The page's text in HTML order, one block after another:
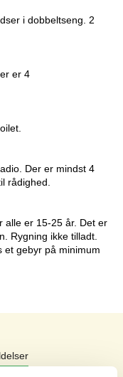
i dobbeltseng. 2
er 4
Der er mindst 4
rådighed.
alle er 15-25 år. Det er
Rygning ikke tilladt.
gebyr på minimum